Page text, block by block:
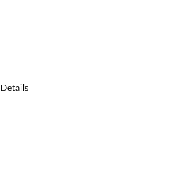
Details